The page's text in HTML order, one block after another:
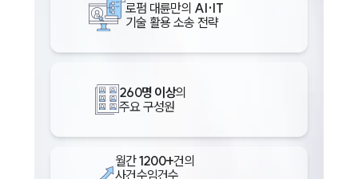
로펌 대륜만의 AI·IT
기술 활용 소송 전략
260명 이상의
주요 구성원
월간1200+건의
사건수임건수